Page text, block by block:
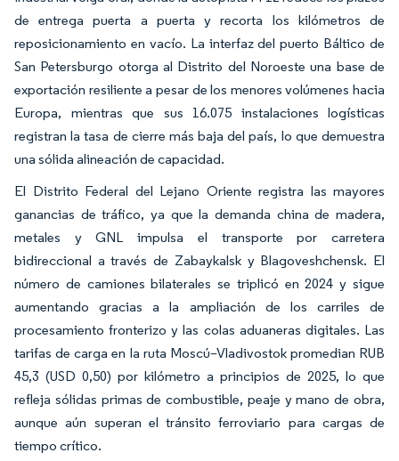
de entrega puerta a puerta y recorta los kilómetros de
reposicionamiento en vacío. La interfaz del puerto Báltico de
San Petersburgo otorga al Distrito del Noroeste una base de
exportación resiliente a pesar de los menores volúmenes hacia
Europa, mientras que sus 16.075 instalaciones logísticas
registran la tasa de cierre más baja del país, lo que demuestra
una sólida alineación de capacidad.
El Distrito Federal del Lejano Oriente registra las mayores
ganancias de tráfico, ya que la demanda china de madera,
metales y GNL impulsa el transporte por carretera
bidireccional a través de Zabaykalsk y Blagoveshchensk. El
número de camiones bilaterales se triplicó en 2024 y sigue
aumentando gracias a la ampliación de los carriles de
procesamiento fronterizo y las colas aduaneras digitales. Las
tarifas de carga en la ruta Moscú–Vladivostok promedian RUB
45,3 (USD 0,50) por kilómetro a principios de 2025, lo que
refleja sólidas primas de combustible, peaje y mano de obra,
aunque aún superan el tránsito ferroviario para cargas de
tiempo crítico.